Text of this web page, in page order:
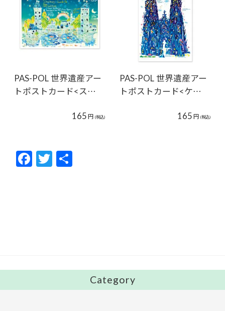
PAS-POL 世界遺産アー
トポストカード<ス…
165 円 (税込)
PAS-POL 世界遺産アー
トポストカード<ケ…
165円 (税込)
F
ac
T
w
Category